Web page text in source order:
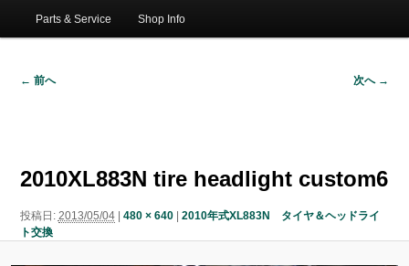
ン
イ
ン
ン
テ
ブ
コ
テ
ン
Parts & Service Shop Info
ゲ
ー
シ
← 前へ 次へ →
2010XL883N tire headlight custom6
投稿日: 2013/05/04| 480 × 640| 2010年式XL883N タイヤ＆ヘッドライ
ト交換